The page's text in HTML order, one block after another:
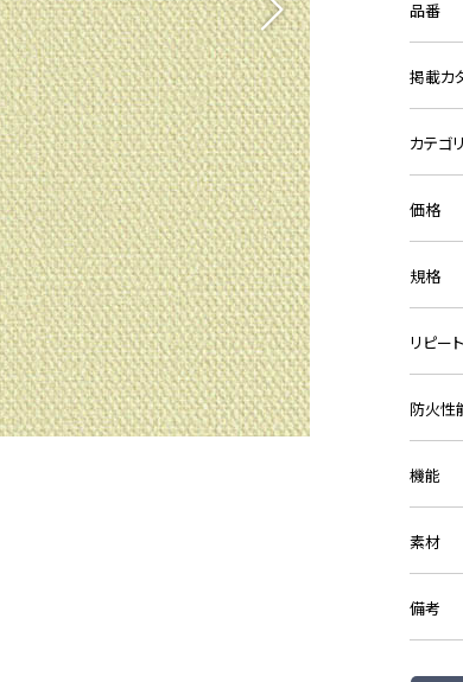
品番
掲載カ
カテゴリ
価格
規格
リピート
防火性
機能
素材
備考